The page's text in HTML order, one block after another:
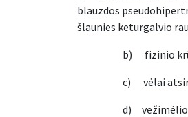
blauzdos
šlaunies keturgalvio
b) fizinio krūvio
c) vėlai
d) vežimėlio